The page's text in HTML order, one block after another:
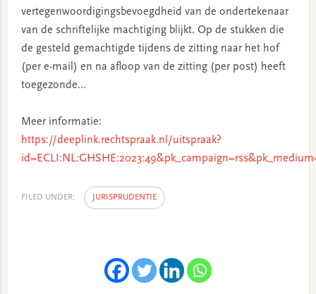
vertegenwoordigingsbevoegdheid van de ondertekenaar
van de schriftelijke machtiging blijkt. Op de stukken die
de gesteld gemachtigde tijdens de zitting naar het hof
(per e-mail) en na afloop van de zitting (per post) heeft
toegezonde…
Meer informatie:
https://deeplink.rechtspraak.nl/uitspraak?
FILED UNDER: JURISPRUDENTIE